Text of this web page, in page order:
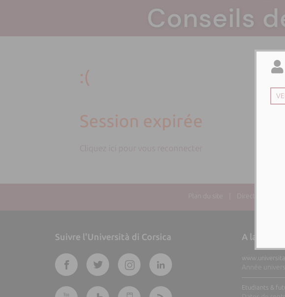
Conseils
:(
Session expirée
Cliquez ici pour vous reconnecter
Plan du site | Directeur de la
Suivre l'Università di Corsica A la une
Année
Etudiants &